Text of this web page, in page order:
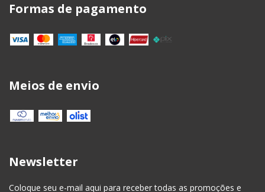
Formas de pagamento
Meios de envio
Newsletter
Coloque seu e-mail aqui para receber todas as promoções e